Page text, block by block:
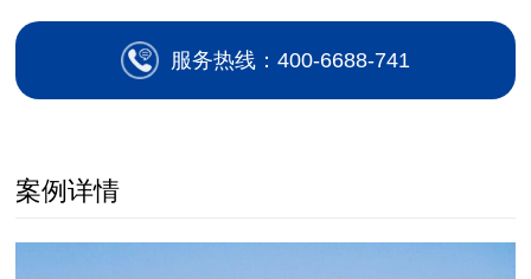
服务热线：400-6688-741
案例详情